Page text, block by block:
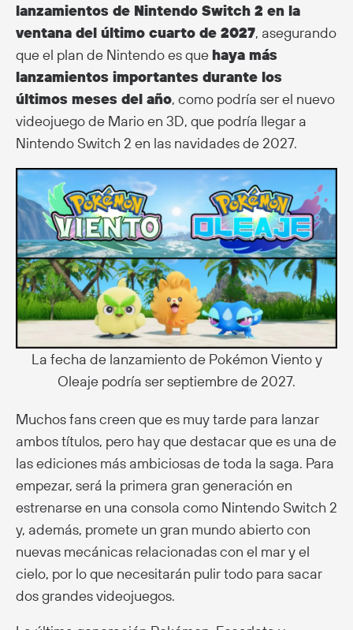
lanzamientos de Nintendo Switch 2 en la
ventana del último cuarto de 2027, asegurando
que el plan de Nintendo es que haya más
lanzamientos importantes durante los
últimos meses del año, como podría ser el nuevo
videojuego de Mario en 3D, que podría llegar a
Nintendo Switch 2 en las navidades de 2027.
La fecha de lanzamiento de Pokémon Viento y
Oleaje podría ser septiembre de 2027.
Muchos fans creen que es muy tarde para lanzar
ambos títulos, pero hay que destacar que es una de
las ediciones más ambiciosas de toda la saga. Para
empezar, será la primera gran generación en
estrenarse en una consola como Nintendo Switch 2
y, además, promete un gran mundo abierto con
nuevas mecánicas relacionadas con el mar y el
cielo, por lo que necesitarán pulir todo para sacar
dos grandes videojuegos.